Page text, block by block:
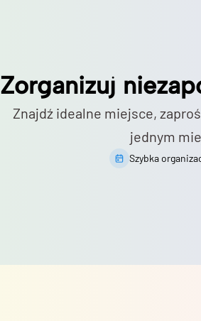
Zorganizuj
Znajdź idealne miejsce,
jednym
Szybka